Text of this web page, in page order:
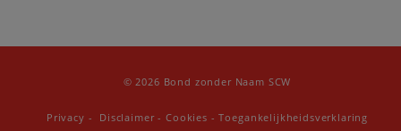
© 2026 Bond zonder Naam SCW
Privacy - Disclaimer-Cookies -Toegankelijkheidsverklaring